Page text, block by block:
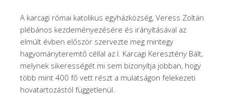
A karcagi római katolikus egyházközség, Veress Zoltán
plébános kezdeményezésére és irányításával az
elmúlt évben először szervezte meg mintegy
hagyományteremtő céllal az I. Karcagi Keresztény Bált,
melynek sikerességét mi sem bizonyítja jobban, hogy
több mint 400 fő vett részt a mulatságon felekezeti
hovatartozástól függetlenül.